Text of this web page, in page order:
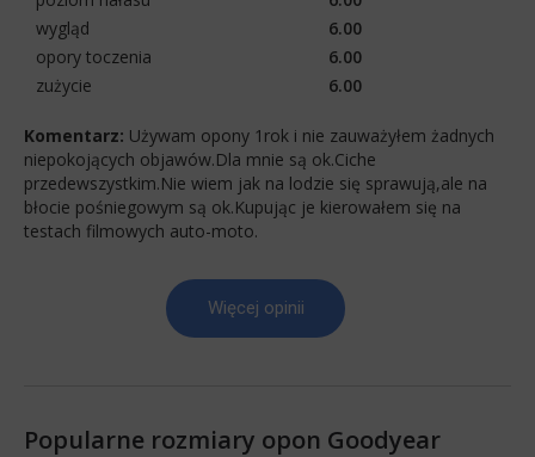
wygląd
6.00
opory toczenia
6.00
zużycie
6.00
Komentarz: Używam opony 1rok i nie zauważyłem żadnych
niepokojących objawów.Dla mnie są ok.Ciche
przedewszystkim.Nie wiem jak na lodzie się sprawują,ale na
błocie pośniegowym są ok.Kupując je kierowałem się na
testach filmowych auto-moto.
Więcej opinii
Popularne rozmiary opon Goodyear